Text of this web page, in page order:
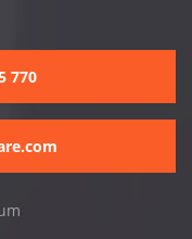
770